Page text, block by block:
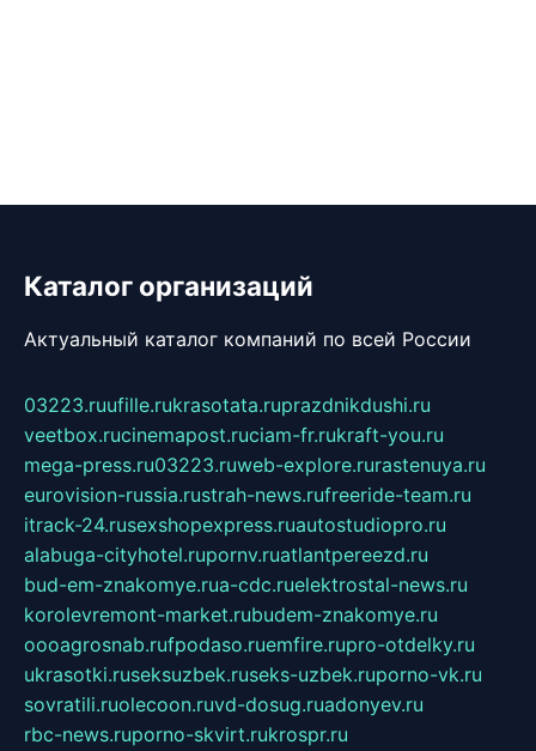
Каталог организаций
Актуальный каталог компаний по всей России
03223.ruufille.rukrasotata.ruprazdnikdushi.ru
veetbox.rucinemapost.ruciam-fr.rukraft-you.ru
mega-press.ru03223.ruweb-explore.rurastenuya.ru
eurovision-russia.rustrah-news.rufreeride-team.ru
itrack-24.rusexshopexpress.ruautostudiopro.ru
alabuga-cityhotel.rupornv.ruatlantpereezd.ru
bud-em-znakomye.rua-cdc.ruelektrostal-news.ru
korolevremont-market.rubudem-znakomye.ru
oooagrosnab.rufpodaso.ruemfire.rupro-otdelky.ru
ukrasotki.ruseksuzbek.ruseks-uzbek.ruporno-vk.ru
sovratili.ruolecoon.ruvd-dosug.ruadonyev.ru
rbc-news.ruporno-skvirt.rukrospr.ru